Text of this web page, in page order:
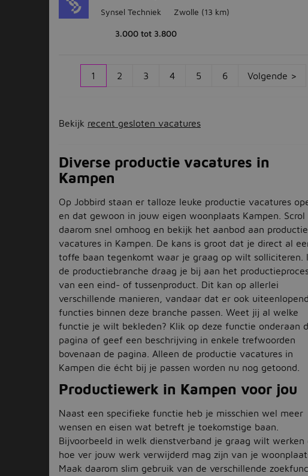
Synsel Techniek Zwolle (13 km)
3.000 tot 3.800
1 2 3 4 5 6 Volgende >
Bekijk recent gesloten vacatures
Diverse productie vacatures in
Kampen
Op Jobbird staan er talloze leuke productie vacatures
en dat gewoon in jouw eigen woonplaats Kampen. Scrol
daarom snel omhoog en bekijk het aanbod aan productie
vacatures in Kampen. De kans is groot dat je direct al
toffe baan tegenkomt waar je graag op wilt solliciteren.
de productiebranche draag je bij aan het
van een eind- of tussenproduct. Dit kan op allerlei
verschillende manieren, vandaar dat er ook
functies binnen deze branche passen. Weet jij al welke
functie je wilt bekleden? Klik op deze functie onderaan
pagina of geef een beschrijving in enkele trefwoorden
bovenaan de pagina. Alleen de productie vacatures in
Kampen die écht bij je passen worden nu nog getoond.
Productiewerk in Kampen voor jou
Naast een specifieke functie heb je misschien wel meer
wensen en eisen wat betreft je toekomstige baan.
Bijvoorbeeld in welk dienstverband je graag wilt werken
hoe ver jouw werk verwijderd mag zijn van je
Maak daarom slim gebruik van de verschillende